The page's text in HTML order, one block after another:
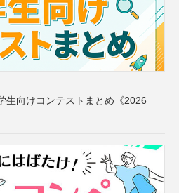
生向けコンテストまとめ《2026